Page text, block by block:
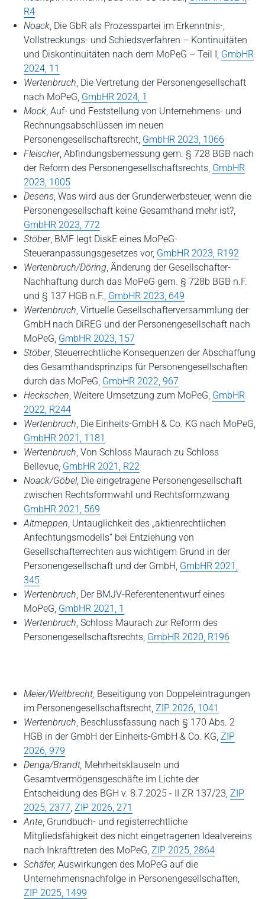
R4
Noack, Die GbR als Prozesspartei im Erkenntnis‑,
Vollstreckungs- und Schiedsverfahren – Kontinuitäten
und Diskontinuitäten nach dem MoPeG – Teil I, GmbHR
2024, 11
Wertenbruch, Die Vertretung der Personengesellschaft
nach MoPeG, GmbHR 2024, 1
Mock, Auf- und Feststellung von Unternehmens- und
Rechnungsabschlüssen im neuen
Personengesellschaftsrecht, GmbHR 2023, 1066
Fleischer, Abfindungsbemessung gem. § 728 BGB nach
der Reform des Personengesellschaftsrechts, GmbHR
2023, 1005
Desens, Was wird aus der Grunderwerbsteuer, wenn die
Personengesellschaft keine Gesamthand mehr ist?,
GmbHR 2023, 772
Stöber, BMF legt DiskE eines MoPeG-
Steueranpassungsgesetzes vor, GmbHR 2023, R192
Wertenbruch/Döring, Änderung der Gesellschafter-
Nachhaftung durch das MoPeG gem. § 728b BGB n.F.
und § 137 HGB n.F., GmbHR 2023, 649
Wertenbruch, Virtuelle Gesellschafterversammlung der
GmbH nach DiREG und der Personengesellschaft nach
MoPeG, GmbHR 2023, 157
Stöber, Steuerrechtliche Konsequenzen der Abschaffung
des Gesamthandsprinzips für Personengesellschaften
durch das MoPeG, GmbHR 2022, 967
Heckschen, Weitere Umsetzung zum MoPeG, GmbHR
2022, R244
Wertenbruch, Die Einheits-GmbH & Co. KG nach MoPeG,
GmbHR 2021, 1181
Wertenbruch, Von Schloss Maurach zu Schloss
Bellevue, GmbHR 2021, R22
Noack/Göbel, Die eingetragene Personengesellschaft
zwischen Rechtsformwahl und Rechtsformzwang
GmbHR 2021, 569
Altmeppen, Untauglichkeit des „aktienrechtlichen
Anfechtungsmodells“ bei Entziehung von
Gesellschafterrechten aus wichtigem Grund in der
Personengesellschaft und der GmbH, GmbHR 2021,
345
Wertenbruch, Der BMJV-Referentenentwurf eines
MoPeG, GmbHR 2021, 1
Wertenbruch, Schloss Maurach zur Reform des
Personengesellschaftsrechts, GmbHR 2020, R196
Meier/Weitbrecht, Beseitigung von Doppeleintragungen
im Personengesellschaftsrecht, ZIP 2026, 1041
Wertenbruch, Beschlussfassung nach § 170 Abs. 2
HGB in der GmbH der Einheits-GmbH & Co. KG, ZIP
2026, 979
Denga/Brandt, Mehrheitsklauseln und
Gesamtvermögensgeschäfte im Lichte der
Entscheidung des BGH v. 8.7.2025 - II ZR 137/23, ZIP
2025, 2377, ZIP 2026, 271
Ante, Grundbuch- und registerrechtliche
Mitgliedsfähigkeit des nicht eingetragenen Idealvereins
nach Inkrafttreten des MoPeG, ZIP 2025, 2864
Schäfer, Auswirkungen des MoPeG auf die
Unternehmensnachfolge in Personengesellschaften,
ZIP 2025, 1499